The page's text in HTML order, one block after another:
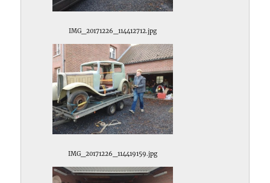
IMG_20171226_114412712.jpg
IMG_20171226_114419159.jpg